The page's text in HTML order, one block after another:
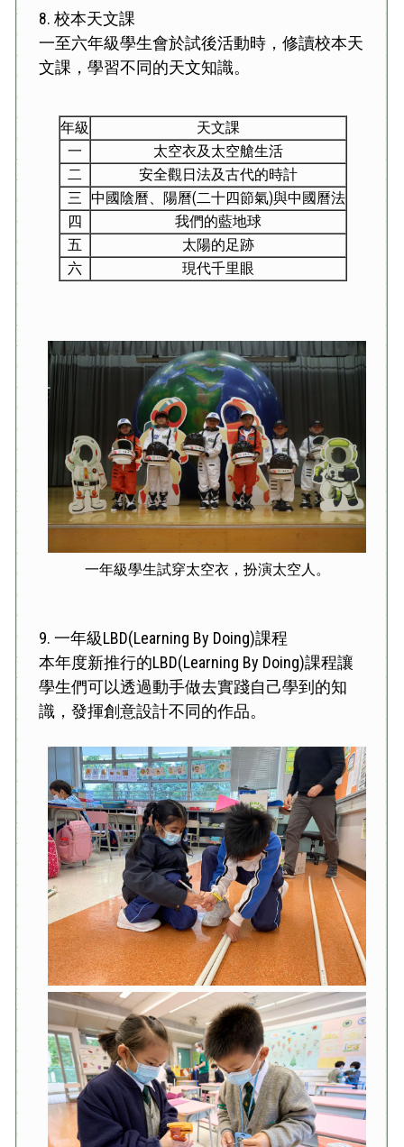
8. 校本天文課
一至六年級學生會於試後活動時，修讀校本天
文課，學習不同的天文知識。
年級
天文課
一
太空衣及太空艙生活
二
安全觀日法及古代的時計
三 中國陰曆、陽曆(二十四節氣)與中國曆法
四
我們的藍地球
五
太陽的足跡
六
現代千里眼
一年級學生試穿太空衣，扮演太空人。
9. 一年級LBD(Learning By Doing)課程
本年度新推行的LBD(Learning By Doing)課程讓
學生們可以透過動手做去實踐自己學到的知
識，發揮創意設計不同的作品。